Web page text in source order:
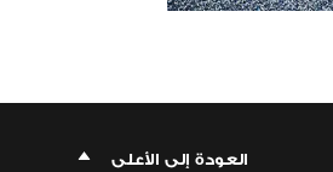
العودة إلى الأعلى